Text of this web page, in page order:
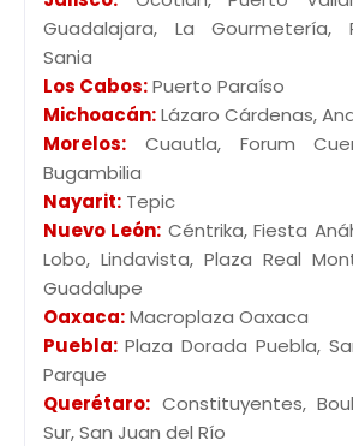
Guadalajara, La Gourmetería,
Sania
Los Cabos:Puerto Paraíso
Michoacán:Lázaro Cárdenas,
Morelos: Cuautla, Forum
Bugambilia
Nayarit: Tepic
Nuevo León: Céntrika, Fiesta
Lobo, Lindavista, Plaza Real
Guadalupe
Oaxaca:Macroplaza Oaxaca
Puebla: Plaza Dorada Puebla,
Parque
Querétaro: Constituyentes,
Sur, San Juan del Río